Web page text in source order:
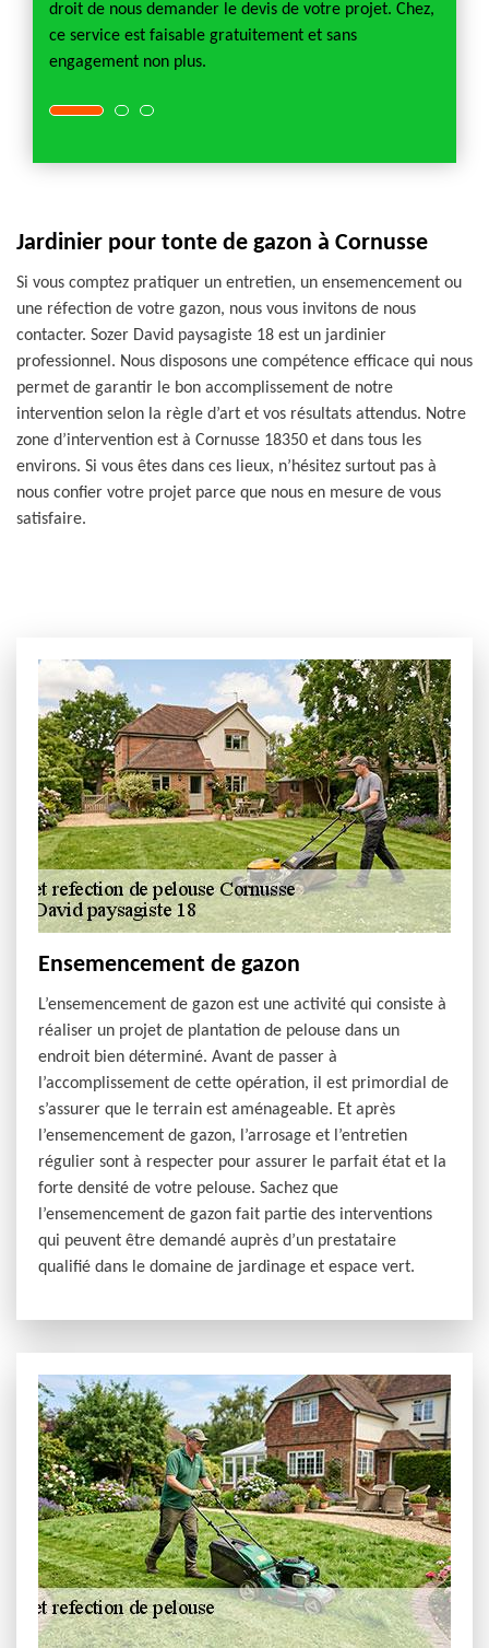
droit de nous demander le devis de votre projet. Chez,
ce service est faisable gratuitement et sans
engagement non plus.
Jardinier pour tonte de gazon à Cornusse
Si vous comptez pratiquer un entretien, un ensemencement ou
une réfection de votre gazon, nous vous invitons de nous
contacter. Sozer David paysagiste 18 est un jardinier
professionnel. Nous disposons une compétence efficace qui nous
permet de garantir le bon accomplissement de notre
intervention selon la règle d’art et vos résultats attendus. Notre
zone d’intervention est à Cornusse 18350 et dans tous les
environs. Si vous êtes dans ces lieux, n’hésitez surtout pas à
nous confier votre projet parce que nous en mesure de vous
satisfaire.
Ensemencement de gazon
L’ensemencement de gazon est une activité qui consiste à
réaliser un projet de plantation de pelouse dans un
endroit bien déterminé. Avant de passer à
l’accomplissement de cette opération, il est primordial de
s’assurer que le terrain est aménageable. Et après
l’ensemencement de gazon, l’arrosage et l’entretien
régulier sont à respecter pour assurer le parfait état et la
forte densité de votre pelouse. Sachez que
l’ensemencement de gazon fait partie des interventions
qui peuvent être demandé auprès d’un prestataire
qualifié dans le domaine de jardinage et espace vert.